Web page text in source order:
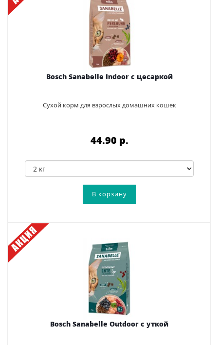
Bosch Sanabelle Indoor с цесаркой
Сухой корм для взрослых домашних кошек
44.90 p.
Bosch Sanabelle Outdoor с уткой